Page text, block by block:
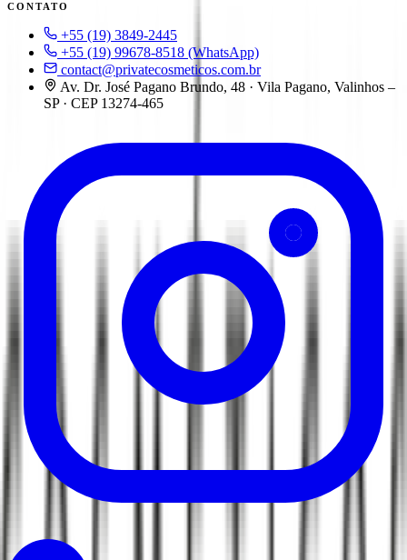
CONTATO
+55 (19) 3849-2445
+55 (19) 99678-8518 (WhatsApp)
contact@privatecosmeticos.com.br
Av. Dr. José Pagano Brundo, 48 · Vila Pagano, Valinhos –
SP · CEP 13274-465